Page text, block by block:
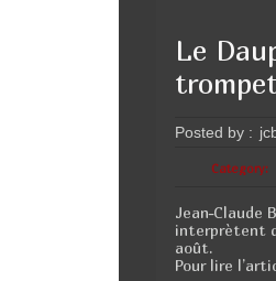
c
e
b
o
o
k
Le
Posted by :
Category:
Jean-Claude
interprètent
août.
Pour lire